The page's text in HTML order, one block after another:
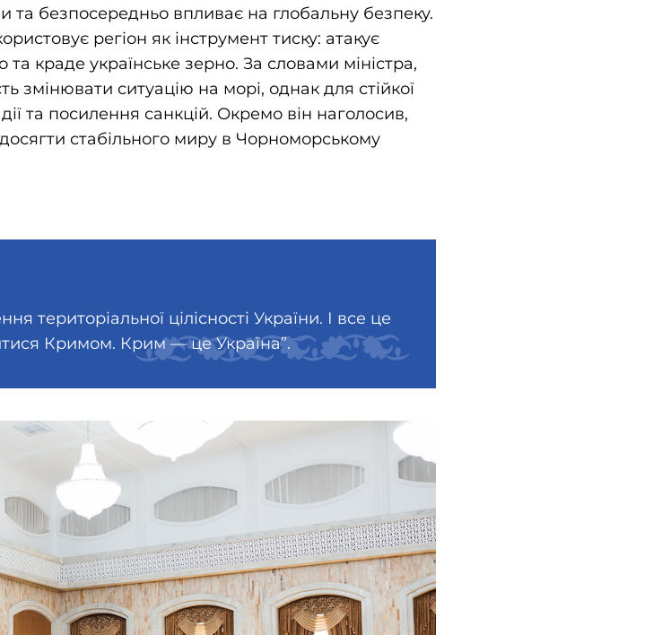
та безпосередньо впливає на глобальну безпеку.
регіон як інструмент тиску: атакує
та краде українське зерно. За словами міністра,
змінювати ситуацію на морі, однак для стійкої
та посилення санкцій. Окремо він наголосив,
стабільного миру в Чорноморському
територіальної цілісності України. І все це
Кримом. Крим — це Україна”.